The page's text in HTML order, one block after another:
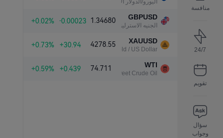
منافسة
24/7
تقويم
سؤال
وجواب
اليورو/الدولار الأمريكي
GBPUSD
الجنيه الاسترليني/الدولار الأمريكي
1.34680
+0.00023
+0.02%
XAUUSD
Gold / US Dollar
4278.55
+30.94
+0.73%
WTI
Light Sweet Crude Oil
74.711
+0.439
+0.59%